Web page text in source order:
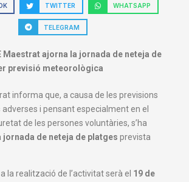
TWITTER WHATSAPP
TELEGRAM
Maestrat ajorna la jornada de neteja de
previsió meteorològica
informa que, a causa de les previsions
i pensant especialment en el
de les persones voluntàries, s’ha
jornada de neteja de platges prevista
la realització de l’activitat serà el 19 de